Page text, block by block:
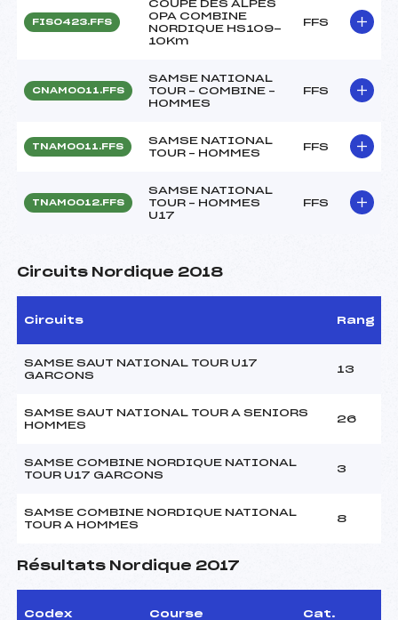
FIS0423.FFS
COUPE DES ALPES
OPA COMBINE
NORDIQUE HS109-
10Km
FFS
CNAM0011.FFS
SAMSE NATIONAL
TOUR – COMBINE –
HOMMES
FFS
TNAM0011.FFS
SAMSE NATIONAL
TOUR – HOMMES
FFS
TNAM0012.FFS
SAMSE NATIONAL
TOUR – HOMMES
U17
FFS
Circuits Nordique 2018
Circuits Rang
SAMSE SAUT NATIONAL TOUR U17
GARCONS
13
SAMSE SAUT NATIONAL TOUR A SENIORS
HOMMES
26
SAMSE COMBINE NORDIQUE NATIONAL
TOUR U17 GARCONS
3
SAMSE COMBINE NORDIQUE NATIONAL
TOUR A HOMMES
8
Résultats Nordique 2017
Codex Course Cat.